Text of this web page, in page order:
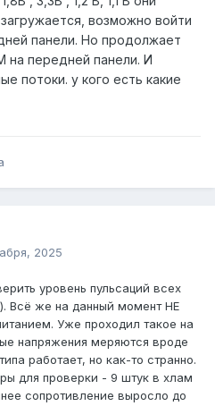
возможно войти
панели. Но продолжает
на передней панели. И
потоки. у кого есть какие
2025
уровень пульсаций всех
Всё же на данный момент НЕ
Уже проходил такое на
напряжения меряются вроде
работает, но как-то странно.
для проверки - 9 штук в хлам
сопротивление выросло до